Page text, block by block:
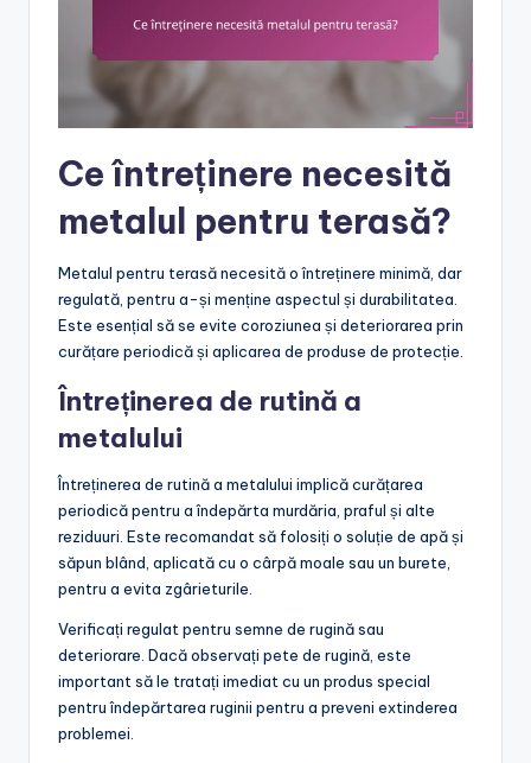
Ce întreținere necesită
metalul pentru terasă?
Metalul pentru terasă necesită o întreținere minimă, dar
regulată, pentru a-și menține aspectul și durabilitatea.
Este esențial să se evite coroziunea și deteriorarea prin
curățare periodică și aplicarea de produse de protecție.
Întreținerea de rutină a
metalului
Întreținerea de rutină a metalului implică curățarea
periodică pentru a îndepărta murdăria, praful și alte
reziduuri. Este recomandat să folosiți o soluție de apă și
săpun blând, aplicată cu o cârpă moale sau un burete,
pentru a evita zgârieturile.
Verificați regulat pentru semne de rugină sau
deteriorare. Dacă observați pete de rugină, este
important să le tratați imediat cu un produs special
pentru îndepărtarea ruginii pentru a preveni extinderea
problemei.